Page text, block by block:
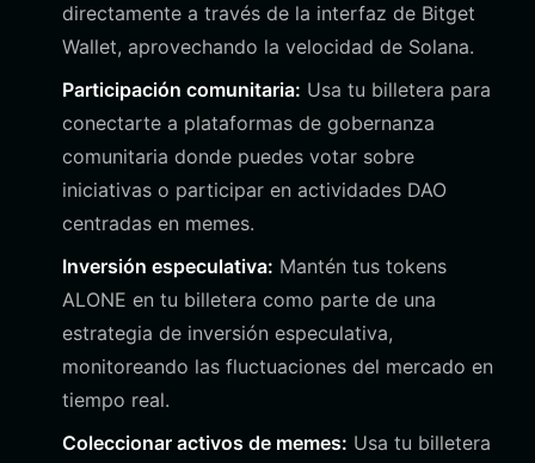
directamente a través de la interfaz de Bitget
Wallet, aprovechando la velocidad de Solana.
Participación comunitaria: Usa tu billetera para
conectarte a plataformas de gobernanza
comunitaria donde puedes votar sobre
iniciativas o participar en actividades DAO
centradas en memes.
Inversión especulativa: Mantén tus tokens
ALONE en tu billetera como parte de una
estrategia de inversión especulativa,
monitoreando las fluctuaciones del mercado en
tiempo real.
Coleccionar activos de memes: Usa tu billetera